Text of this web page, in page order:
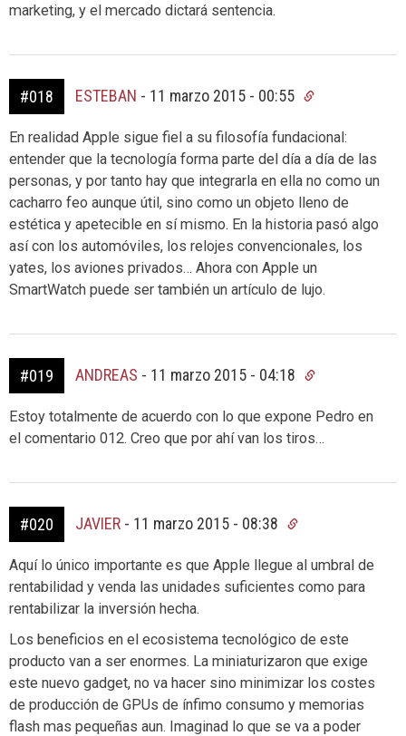
marketing, y el mercado dictará sentencia.
#018 ESTEBAN - 11 marzo 2015 - 00:55
En realidad Apple sigue fiel a su filosofía fundacional:
entender que la tecnología forma parte del día a día de las
personas, y por tanto hay que integrarla en ella no como un
cacharro feo aunque útil, sino como un objeto lleno de
estética y apetecible en sí mismo. En la historia pasó algo
así con los automóviles, los relojes convencionales, los
yates, los aviones privados… Ahora con Apple un
SmartWatch puede ser también un artículo de lujo.
#019 ANDREAS - 11 marzo 2015 - 04:18
Estoy totalmente de acuerdo con lo que expone Pedro en
el comentario 012. Creo que por ahí van los tiros…
#020 JAVIER - 11 marzo 2015 - 08:38
Aquí lo único importante es que Apple llegue al umbral de
rentabilidad y venda las unidades suficientes como para
rentabilizar la inversión hecha.
Los beneficios en el ecosistema tecnológico de este
producto van a ser enormes. La miniaturizaron que exige
este nuevo gadget, no va hacer sino minimizar los costes
de producción de GPUs de ínfimo consumo y memorias
flash mas pequeñas aun. Imaginad lo que se va a poder